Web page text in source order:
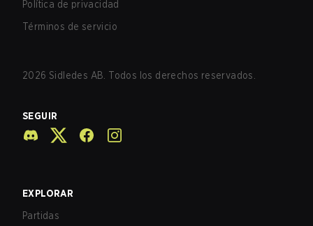
Política de privacidad
Términos de servicio
2026 Sidledes AB. Todos los derechos reservados.
SEGUIR
EXPLORAR
Partidas